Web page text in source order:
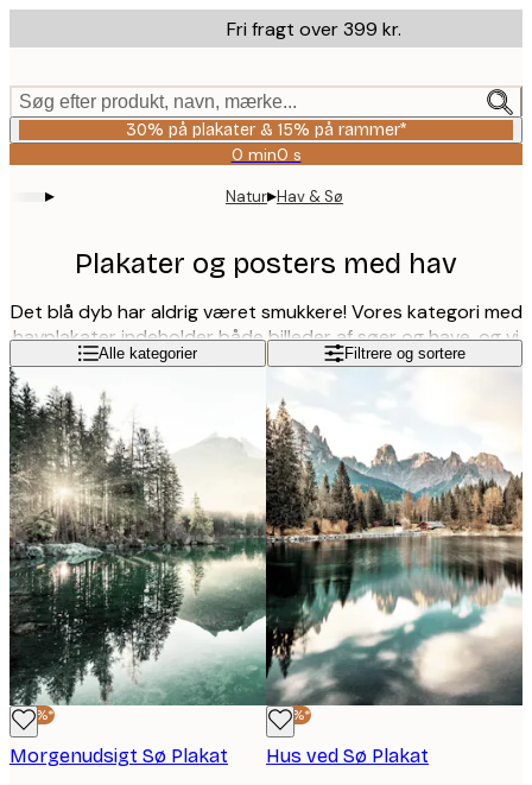
to
content.
Fri fragt over 399 kr.
Søg efter produkt, navn, mærke...
30% på plakater & 15% på rammer*
0 min0 s
Gyldig
indtil:
2026-
06
▸ Natur▸Hav & Sø
Plakater og posters med hav
Det blå dyb har aldrig været smukkere! Vores kategori med
havplakater indeholder både billeder af søer og have, og vi
har en bred vifte af stilarter, der passer til enhver smag. Se
nærmere på vores posters med hav, find en plakat med
hav, du kan lide, eller flere, og sæt dem i passende rammer
for at få den fuldendte billedvæg!
Læs mere
Alle kategorier Filtrere og sortere
-30%*
Morgenudsigt Sø Plakat
-30%*
Hus ved Sø Plakat